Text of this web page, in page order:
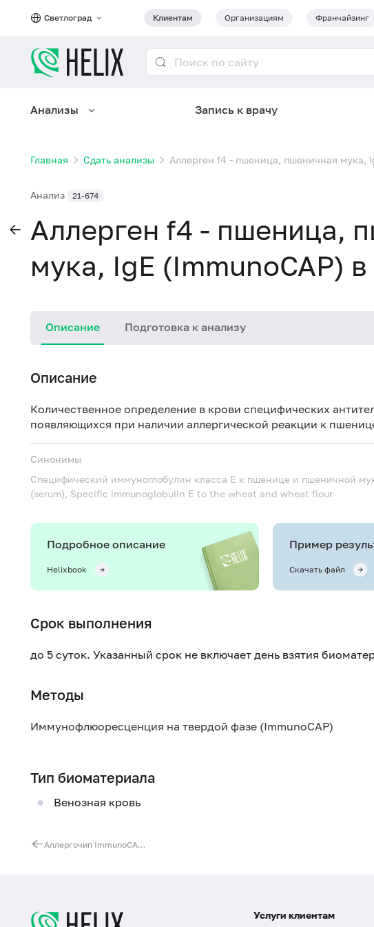
Светлоград Клиентам Организациям Франчайзинг
Анализы Запись к врачу
Главная Сдать анализы Аллерген f4 - пшеница, пшеничная мука,
Анализ 21-674
Аллерген f4 - пшеница,
мука, IgE (ImmunoCAP)
Описание Подготовка к анализу
Описание
Количественное определение в крови специфических
появляющихся при наличии аллергической реакции к
Синонимы
Специфический иммуноглобулин класса Е к пшенице и пшеничной
(serum), Specific immunoglobulin E to the wheat and wheat flour
Подробное описание
Helixbook
Пример
Скачать файл
Срок выполнения
до 5 суток. Указанный срок не включает день взятия
Методы
Иммунофлюоресценция на твердой фазе (ImmunoCAP)
Тип биоматериала
Венозная кровь
Аллергочип ImmunoCAP ISAC (112 аллергокомпонентов)
Услуги клиентам